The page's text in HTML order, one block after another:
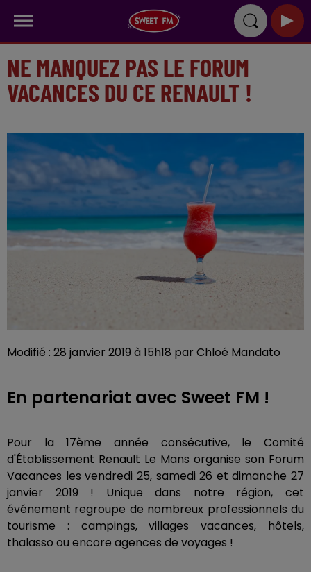
NE MANQUEZ PAS LE FORUM
VACANCES DU CE RENAULT !
Modifié : 28 janvier 2019 à 15h18 par Chloé Mandato
En partenariat avec Sweet FM !
Pour la 17ème année consécutive, le Comité
d'Établissement Renault Le Mans organise son Forum
Vacances les vendredi 25, samedi 26 et dimanche 27
janvier 2019 ! Unique dans notre région, cet
événement regroupe de nombreux professionnels du
tourisme : campings, villages vacances, hôtels,
thalasso ou encore agences de voyages !